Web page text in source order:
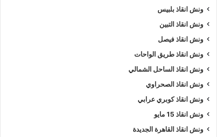
ونش انقاذ بلبيس
ونش انقاذ التبين
ونش انقاذ فيصل
ونش انقاذ طريق الواحات
ونش انقاذ الساحل الشمالي
ونش انقاذ الصحراوي
ونش انقاذ كوبري عرابي
ونش انقاذ 15 مايو
ونش انقاذ القاهرة الجديدة